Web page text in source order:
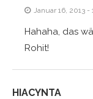
Januar 16, 2013 -
Hahaha, das
Rohit!
HIACYNTA